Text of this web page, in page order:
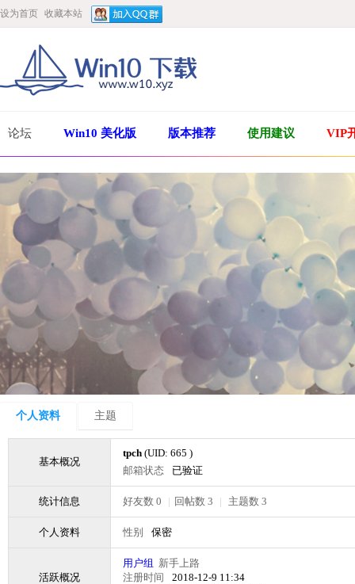
设为首页 收藏本站
论坛 Win10 美化版 版本推荐 使用建议 VIP
个人资料 主题
基本概况
tpch (UID: 665 )
邮箱状态
已验证
统计信息 好友数 0 | 回帖数 3 | 主题数 3
个人资料 性别 保密
活跃概况
用户组 新手上路
注册时间
2018-12-9 11:34